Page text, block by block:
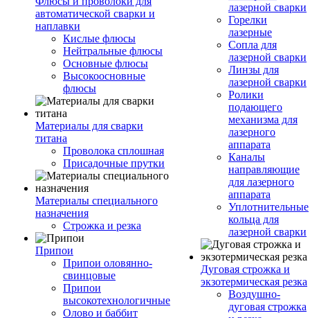
автоматической сварки и
наплавки
Кислые флюсы
Нейтральные флюсы
Основные флюсы
Высокоосновные
флюсы
Материалы для сварки
титана
Проволока сплошная
Присадочные прутки
Материалы специального
назначения
Строжка и резка
Припои
Припои оловянно-
свинцовые
Припои
высокотехнологичные
Олово и баббит
лазерной сварки
Горелки
лазерные
Сопла для
лазерной сварки
Линзы для
лазерной сварки
Ролики
подающего
механизма для
лазерного
аппарата
Каналы
направляющие
для лазерного
аппарата
Уплотнительные
кольца для
лазерной сварки
Дуговая строжка и
экзотермическая резка
Воздушно-
дуговая строжка